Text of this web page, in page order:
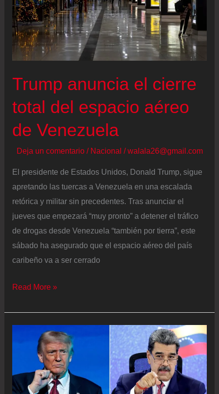
más
de
200
imágenes
vídeos
de
la
de
los
pedófilos”
de
Jeffrey
Epstein
Trump anuncia el cierre
total del espacio aéreo
de Venezuela
Deja un comentario / Nacional /walala26@gmail.com
El presidente de Estados Unidos, Donald Trump, sigue
apretando las tuercas a Venezuela en una escalada
retórica y militar sin precedentes. Tras anunciar el
jueves que empezará “muy pronto” a detener el tráfico
de drogas desde Venezuela “también por tierra”, este
sábado ha asegurado que el espacio aéreo del país
caribeño va a ser cerrado
Trump
el
espacio
aéreo
Read More »